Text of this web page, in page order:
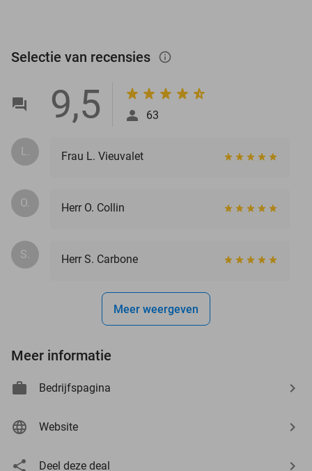
Selectie van recensies info_outlined
9,5 63
L. Frau L. Vieuvalet
O. Herr O. Collin
S. Herr S. Carbone
Meer weergeven
Meer informatie
Bedrijfspagina
Website
Deel deze deal